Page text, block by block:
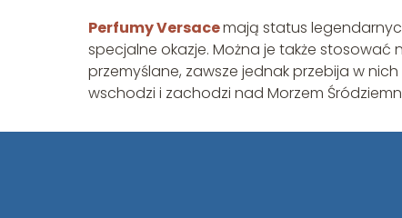
Perfumy Versacemają status
specjalne okazje. Można je także stosować
przemyślane, zawsze jednak przebija w
wschodzi i zachodzi nad Morzem